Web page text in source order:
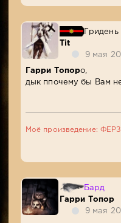
Гридень
Tit
9 мая
Гарри Топоро,
дык ппочему бы Вам
Моё произведение:
Бард
Гарри Топор
9 мая